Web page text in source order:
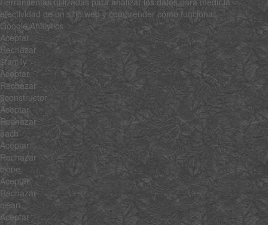
efectividad de un sitio web y comprender cómo funciona.
Google Analytics
Aceptar
Rechazar
$family
Aceptar
Rechazar
$constructor
Aceptar
Rechazar
each
Aceptar
Rechazar
clone
Aceptar
Rechazar
clean
Aceptar